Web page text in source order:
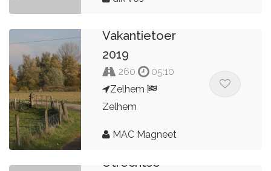
Vakantietoer
2019
260
05:10
Zelhem
Zelhem
MAC Magneet
Utrechtse